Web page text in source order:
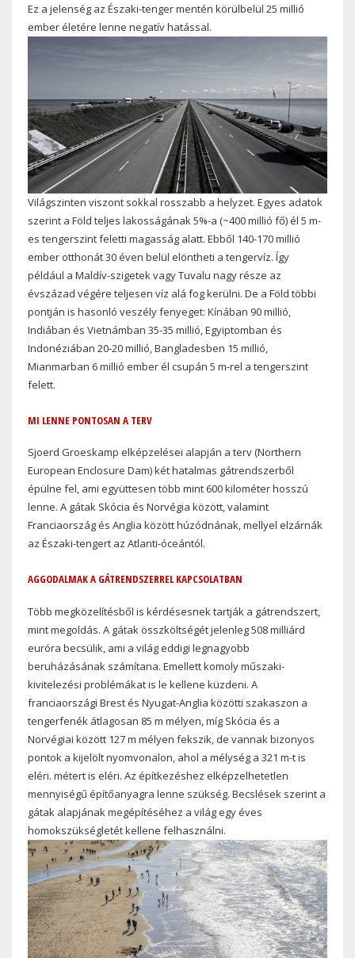
Ez a jelenség az Északi-tenger mentén körülbelül 25 millió
ember életére lenne negatív hatással.
Világszinten viszont sokkal rosszabb a helyzet. Egyes adatok
szerint a Föld teljes lakosságának 5%-a (~400 millió fő) él 5 m-
es tengerszint feletti magasság alatt. Ebből 140-170 millió
ember otthonát 30 éven belül elöntheti a tengervíz. Így
például a Maldív-szigetek vagy Tuvalu nagy része az
évszázad végére teljesen víz alá fog kerülni. De a Föld többi
pontján is hasonló veszély fenyeget: Kínában 90 millió,
Indiában és Vietnámban 35-35 millió, Egyiptomban és
Indonéziában 20-20 millió, Bangladesben 15 millió,
Mianmarban 6 millió ember él csupán 5 m-rel a tengerszint
felett.
MI LENNE PONTOSAN A TERV
Sjoerd Groeskamp elképzelései alapján a terv (Northern
European Enclosure Dam) két hatalmas gátrendszerből
épülne fel, ami együttesen több mint 600 kilométer hosszú
lenne. A gátak Skócia és Norvégia között, valamint
Franciaország és Anglia között húzódnának, mellyel elzárnák
az Északi-tengert az Atlanti-óceántól.
AGGODALMAK A GÁTRENDSZERREL KAPCSOLATBAN
Több megközelítésből is kérdésesnek tartják a gátrendszert,
mint megoldás. A gátak összköltségét jelenleg 508 milliárd
euróra becsülik, ami a világ eddigi legnagyobb
beruházásának számítana. Emellett komoly műszaki-
kivitelezési problémákat is le kellene küzdeni. A
franciaországi Brest és Nyugat-Anglia közötti szakaszon a
tengerfenék átlagosan 85 m mélyen, míg Skócia és a
Norvégiai között 127 m mélyen fekszik, de vannak bizonyos
pontok a kijelölt nyomvonalon, ahol a mélység a 321 m-t is
eléri. métert is eléri. Az építkezéshez elképzelhetetlen
mennyiségű építőanyagra lenne szükség. Becslések szerint a
gátak alapjának megépítéséhez a világ egy éves
homokszükségletét kellene felhasználni.